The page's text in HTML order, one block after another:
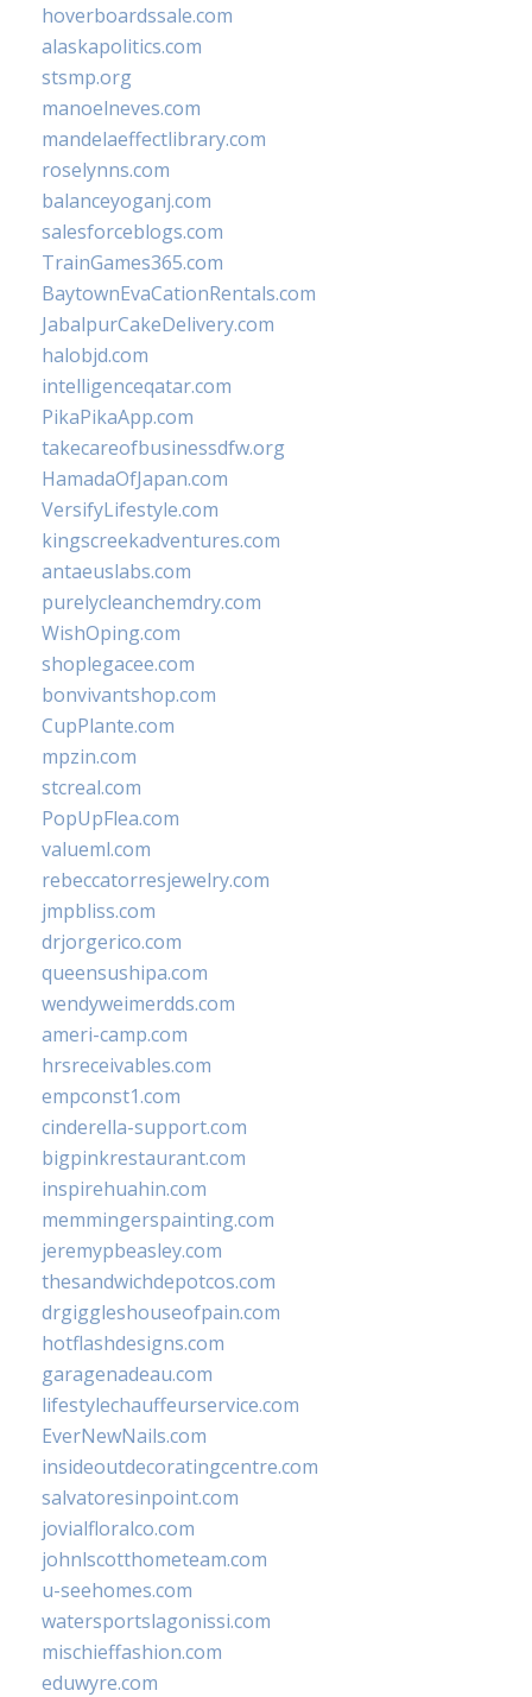
hoverboardssale.com
alaskapolitics.com
stsmp.org
manoelneves.com
mandelaeffectlibrary.com
roselynns.com
balanceyoganj.com
salesforceblogs.com
TrainGames365.com
BaytownEvaCationRentals.com
JabalpurCakeDelivery.com
halobjd.com
intelligenceqatar.com
PikaPikaApp.com
takecareofbusinessdfw.org
HamadaOfJapan.com
VersifyLifestyle.com
kingscreekadventures.com
antaeuslabs.com
purelycleanchemdry.com
WishOping.com
shoplegacee.com
bonvivantshop.com
CupPlante.com
mpzin.com
stcreal.com
PopUpFlea.com
valueml.com
rebeccatorresjewelry.com
jmpbliss.com
drjorgerico.com
queensushipa.com
wendyweimerdds.com
ameri-camp.com
hrsreceivables.com
empconst1.com
cinderella-support.com
bigpinkrestaurant.com
inspirehuahin.com
memmingerspainting.com
jeremypbeasley.com
thesandwichdepotcos.com
drgiggleshouseofpain.com
hotflashdesigns.com
garagenadeau.com
lifestylechauffeurservice.com
EverNewNails.com
insideoutdecoratingcentre.com
salvatoresinpoint.com
jovialfloralco.com
johnlscotthometeam.com
u-seehomes.com
watersportslagonissi.com
mischieffashion.com
eduwyre.com